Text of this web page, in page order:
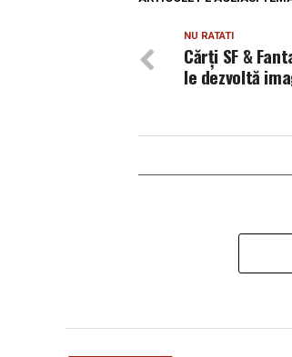
NU RATATI
Cărți SF &
le dezvoltă